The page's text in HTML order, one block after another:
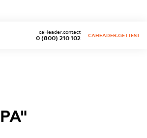
0 (800) 210 102
caHeader.contact
CAHEADER.GETTEST